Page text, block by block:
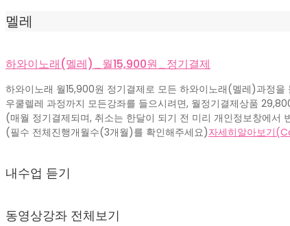
멜레
하와이노래(멜레)_월15,900원_정기결제
하와이노래 월15,900원 정기결제로 모든 하와이노래(멜레)과정을
우쿨렐레 과정까지 모든강좌를 들으시려면, 월정기결제상품
(매월 정기결제되며, 취소는 한달이 되기 전 미리 개인정보창에서
(필수 전체진행개월수(3개월)를 확인해주세요)자세히알아보기
내수업 듣기
동영상강좌 전체보기